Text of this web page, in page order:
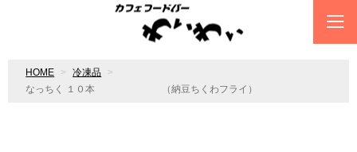
HOME
冷凍品
なっちく １０本 （納豆ちくわフライ）